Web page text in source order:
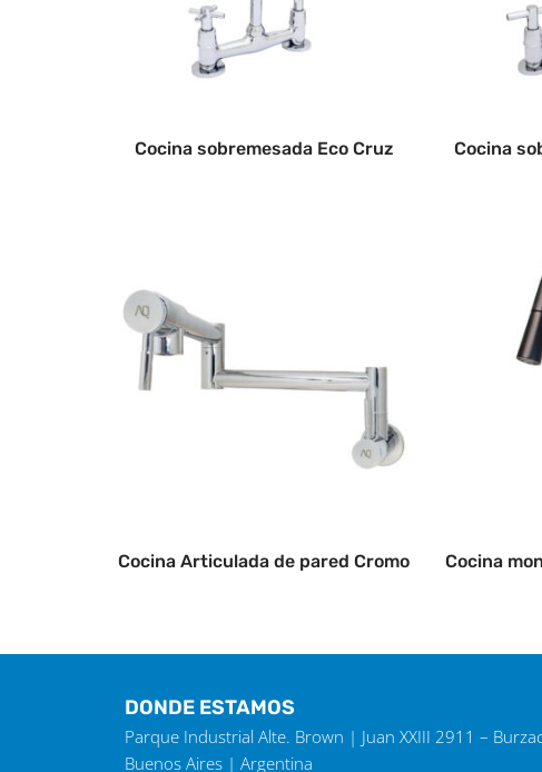
Cocina sobremesada Eco Cruz Cocina
Cocina Articulada de pared Cromo Cocina
DONDE ESTAMOS
Parque Industrial Alte. Brown | Juan XXIII 2911 –
Buenos Aires | Argentina